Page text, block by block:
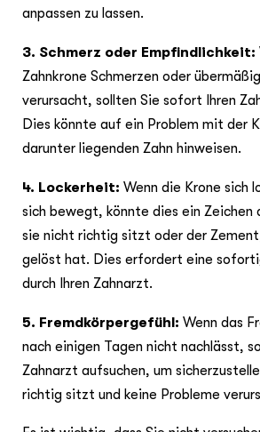
anpassen zu lassen.
3. Schmerz oder Empfindlichkeit:
Zahnkrone Schmerzen oder
verursacht, sollten Sie sofort Ihren
Dies könnte auf ein Problem mit der
darunter liegenden Zahn hinweisen.
4. Lockerheit: Wenn die Krone sich
sich bewegt, könnte dies ein Zeichen
sie nicht richtig sitzt oder der
gelöst hat. Dies erfordert eine
durch Ihren Zahnarzt.
5. Fremdkörpergefühl: Wenn das
nach einigen Tagen nicht nachlässt,
Zahnarzt aufsuchen, um
richtig sitzt und keine Probleme